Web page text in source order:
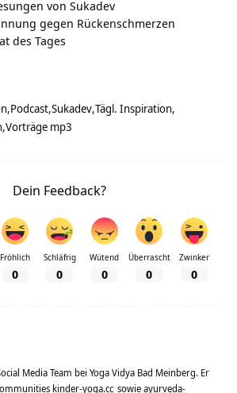
von Sukadev
gegen Rückenschmerzen
des Tages
Podcast Sukadev Tägl. Inspiration
Vorträge mp3
Dein Feedback?
Fröhlich
0
Schläfrig
0
Wütend
0
Überrascht
0
Zwinker
0
Media Team bei Yoga Vidya Bad Meinberg. Er
kinder-yoga.cc sowieayurveda-